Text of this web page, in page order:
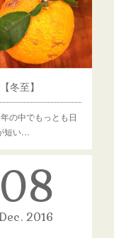
冬至】
の中でもっとも日
短い…
08
2016